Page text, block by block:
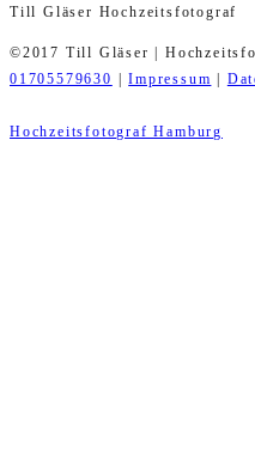
Till Gläser Hochzeitsfotograf
©2017 Till Gläser |
01705579630
|Impressum
Hochzeitsfotograf Hamburg